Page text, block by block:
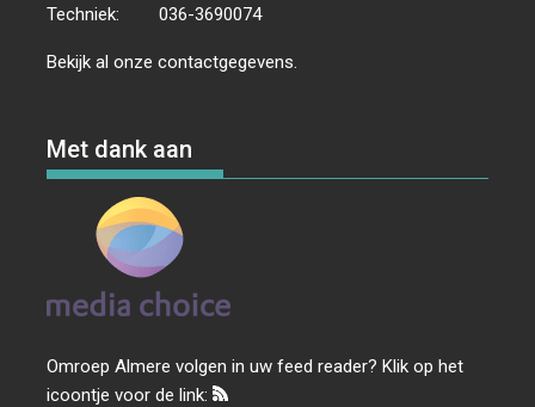
Techniek:
036-3690074
Bekijk al onzecontactgegevens.
Met dank aan
Omroep Almere volgen in uw feed reader? Klik op het
icoontje voor de link: